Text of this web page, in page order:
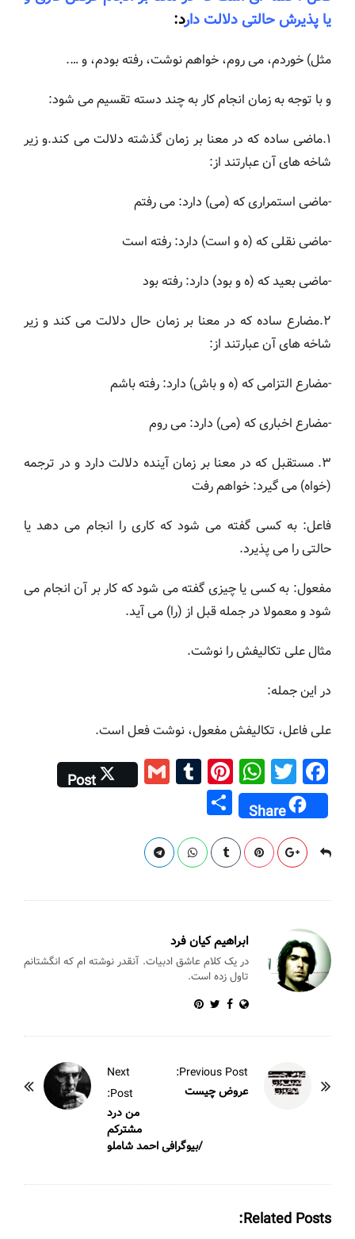
یا پذیرش حالتی دلالت دارد:
مثل) خوردم، می روم، خواهم نوشت، رفته بودم، و ….
و با توجه به زمان انجام کار به چند دسته تقسیم می شود:
۱.ماضی ساده که در معنا بر زمان گذشته دلالت می کند.و زیر
شاخه های آن عبارتند از:
-ماضی استمراری که (می) دارد: می رفتم
-ماضی نقلی که (ه و است) دارد: رفته است
-ماضی بعید که (ه و بود) دارد: رفته بود
۲.مضارع ساده که در معنا بر زمان حال دلالت می کند و زیر
شاخه های آن عبارتند از:
-مضارع التزامی که (ه و باش) دارد: رفته باشم
-مضارع اخباری که (می) دارد: می روم
۳. مستقبل که در معنا بر زمان آینده دلالت دارد و در ترجمه
(خواه) می گیرد: خواهم رفت
فاعل: به کسی گفته می شود که کاری را انجام می دهد یا
حالتی را می پذیرد.
مفعول: به کسی یا چیزی گفته می شود که کار بر آن انجام می
شود و معمولا در جمله قبل از (را) می آید.
مثال علی تکالیفش را نوشت.
در این جمله:
علی فاعل، تکالیفش مفعول، نوشت فعل است.
F
a
c
e
b
o
o
k
T
wi
tt
er
W
h
at
s
A
p
p
Pi
nt
er
e
st
T
u
bl
r
G
m
Post
Share
h
ar
e
ابراهیم کیان فرد
در یک کلام عاشق ادبیات. آنقدر نوشته ام که انگشتانم
تاول زده است.
Previous Post:
عروض چیست
Next
Post:
من درد
مشترکم
/بیوگرافی احمد شاملو
Related Posts: